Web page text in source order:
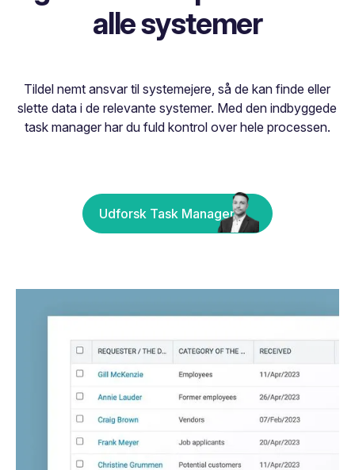
alle systemer
Tildel nemt ansvar til systemejere, så de kan finde eller
slette data i de relevante systemer. Med den indbyggede
task manager har du fuld kontrol over hele processen.
Udforsk Task Manager